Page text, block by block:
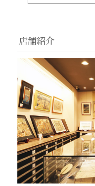
店舗紹介